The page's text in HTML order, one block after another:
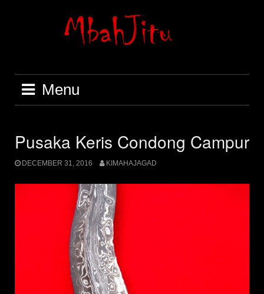
Menu
Pusaka Keris Condong Campur
DECEMBER 31, 2016 KIMAHAJAGAD